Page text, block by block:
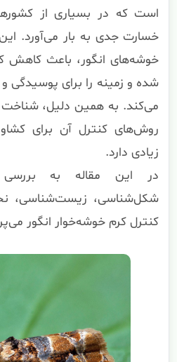
است که در بسیاری از
خسارت جدی به بار می‌آورد.
خوشه‌های انگور، باعث
شده و زمینه را برای پوسیدگی و
می‌کند. به همین دلیل، شناخت
روش‌های کنترل آن برای
زیادی دارد.
در این مقاله به بررسی
شکل‌شناسی، زیست‌شناسی،
کنترل کرم خوشه‌خوار انگور